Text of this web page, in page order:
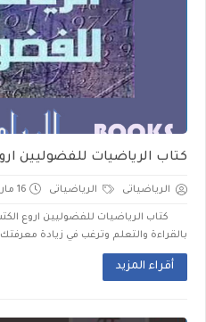
كتاب الرياضيات للفضوليين
الرياضياتى الرياضياتى 16 مارس 2023
كتاب الرياضيات للفضوليين اروع
بالقراءة والتعلم وترغب في زيادة
أقراء المزيد